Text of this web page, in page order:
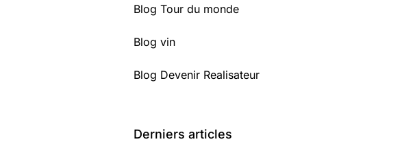
Blog Tour du monde
Blog vin
Blog Devenir Realisateur
Derniers articles